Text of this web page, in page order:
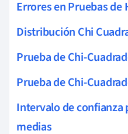
Errores en Pruebas de
Distribución Chi
Prueba de Chi-
Prueba de Chi-
Intervalo de confianza
medias